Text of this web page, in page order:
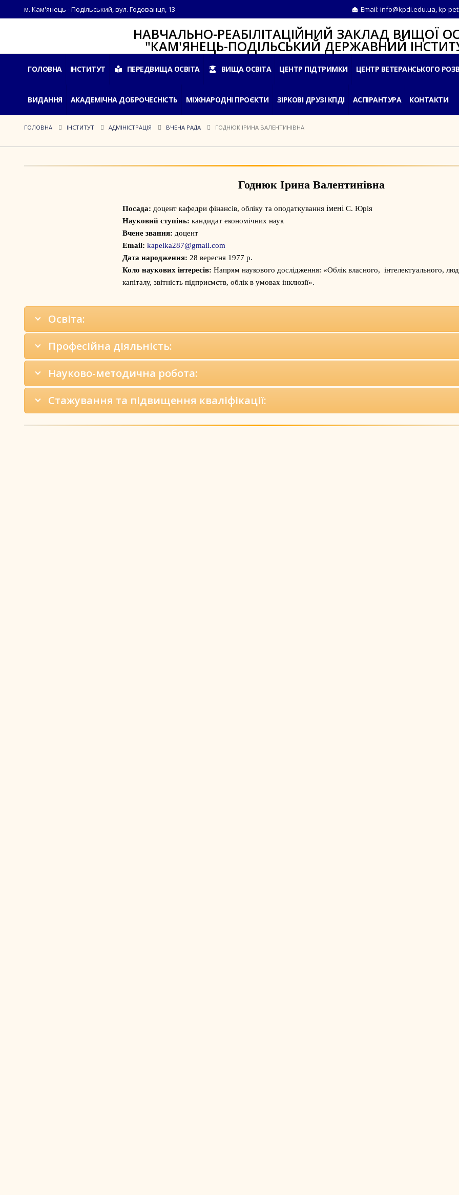
м. Кам'янець - Подільський, вул. Годованця, 13 Email: info@kpdi.edu.ua,kp-
НАВЧАЛЬНО-РЕАБІЛІТАЦІЙНИЙ ЗАКЛАД ВИЩОЇ
"КАМ'ЯНЕЦЬ-ПОДІЛЬСЬКИЙ ДЕРЖАВНИЙ
ГОЛОВНА ІНСТИТУТ ПЕРЕДВИЩА ОСВІТА ВИЩА ОСВІТА ЦЕНТР ПІДТРИМКИ ЦЕНТР ВЕТЕРАНСЬКОГО
ВИДАННЯ АКАДЕМІЧНА ДОБРОЧЕСНІСТЬ МІЖНАРОДНІ ПРОЄКТИ ЗІРКОВІ ДРУЗІ КПДІ АСПІРАНТУРА КОНТАКТИ
ГОЛОВНА ІНСТИТУТ АДМІНІСТРАЦІЯ ВЧЕНА РАДА ГОДНЮК ІРИНА ВАЛЕНТИНІВНА
Годнюк Ірина Валентинівна
Посада: доцент кафедри фінансів, обліку та оподаткування імені С. Юрія
Науковий ступінь: кандидат економічних наук
Вчене звання: доцент
Email: kapelka287@gmail.com
Дата народження: 28 вересня 1977 р.
Коло наукових інтересів: Напрям наукового дослідження: «Облік власного, інтелектуального,
капіталу, звітність підприємств, облік в умовах інклюзії».
Освіта:
Професійна діяльність:
Науково-методична робота:
Стажування та підвищення кваліфікації: